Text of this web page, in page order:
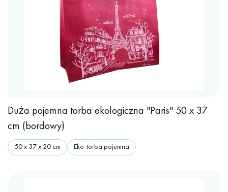
Duża pojemna torba ekologiczna "Paris" 50 x 37
cm (bordowy)
50 х 37 х 20 cm Eko-torba pojemna